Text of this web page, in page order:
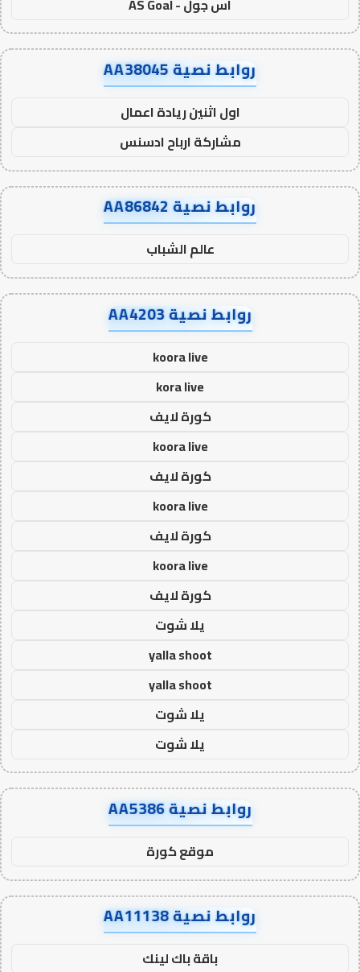
روابط نصية AA38045
اول اثنين ريادة اعمال
مشاركة ارباح ادسنس
روابط نصية AA86842
عالم الشباب
روابط نصية AA4203
koora live
kora live
كورة لايف
koora live
كورة لايف
koora live
كورة لايف
koora live
كورة لايف
يلا شوت
yalla shoot
yalla shoot
يلا شوت
يلا شوت
روابط نصية AA5386
موقع كورة
روابط نصية AA11138
باقة باك لينك